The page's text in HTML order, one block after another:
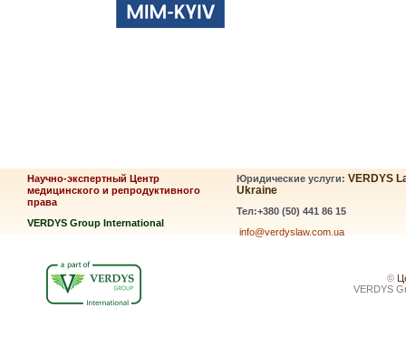
Научно-экспертный Центр
медицинского и репродуктивного
права
VERDYS Group International
Юридические услуги: VERDYS
Ukraine
Тел:+380 (50) 441 86 15
info@verdyslaw.com.ua
©
VERDYS